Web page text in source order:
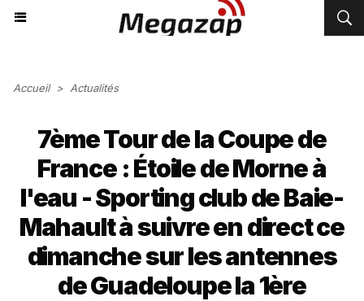
Accueil > Actualités
7ème Tour de la Coupe de
France : Étoile de Morne à
l'eau - Sporting club de Baie-
Mahault à suivre en direct ce
dimanche sur les antennes
de Guadeloupe la 1ère